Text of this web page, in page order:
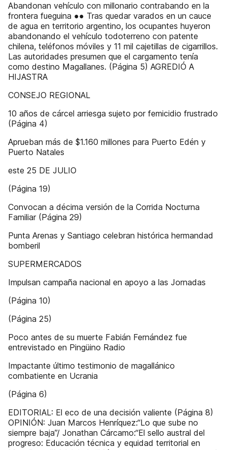
Abandonan vehículo con millonario contrabando en la
frontera fueguina ●● Tras quedar varados en un cauce
de agua en territorio argentino, los ocupantes huyeron
abandonando el vehículo todoterreno con patente
chilena, teléfonos móviles y 11 mil cajetillas de cigarrillos.
Las autoridades presumen que el cargamento tenía
como destino Magallanes. (Página 5) AGREDIÓ A
HIJASTRA
CONSEJO REGIONAL
10 años de cárcel arriesga sujeto por femicidio frustrado
(Página 4)
Aprueban más de $1.160 millones para Puerto Edén y
Puerto Natales
este 25 DE JULIO
(Página 19)
Convocan a décima versión de la Corrida Nocturna
Familiar (Página 29)
Punta Arenas y Santiago celebran histórica hermandad
bomberil
SUPERMERCADOS
Impulsan campaña nacional en apoyo a las Jornadas
(Página 10)
(Página 25)
Poco antes de su muerte Fabián Fernández fue
entrevistado en Pingüino Radio
Impactante último testimonio de magallánico
combatiente en Ucrania
(Página 6)
EDITORIAL: El eco de una decisión valiente (Página 8)
OPINIÓN: Juan Marcos Henríquez:“Lo que sube no
siempre baja”/ Jonathan Cárcamo:“El sello austral del
progreso: Educación técnica y equidad territorial en